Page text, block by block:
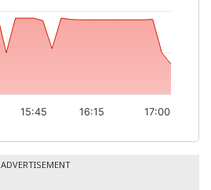
15:45 16:15 17:00
ADVERTISEMENT